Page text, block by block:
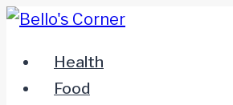
Zum
springenHealth
Food